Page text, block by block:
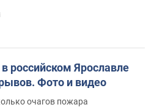
российском Ярославле
Фото и видео
очагов пожара